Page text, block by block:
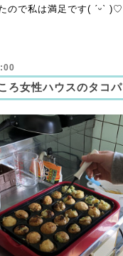
ので私は満足です( ˊᵕˋ )♡
ろ女性ハウスのタコパ